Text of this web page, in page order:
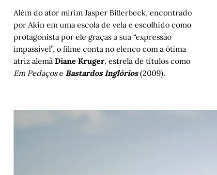
Além do ator mirim Jasper Billerbeck, encontrado
por Akin em uma escola de vela e escolhido como
protagonista por ele graças a sua “expressão
impassível”, o filme conta no elenco com a ótima
atriz alemã Diane Kruger, estrela de títulos como
Em Pedaçose Bastardos Inglórios(2009).